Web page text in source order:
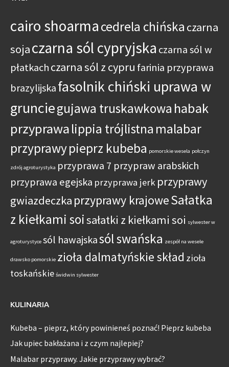
cairo shoarmacedrela chińska czarna
sojaczarna sól cypryjska czarna sól w
płatkachczarna sól z cypru farinia przyprawa
brazylijskafasolnik chiński uprawa w
grunciegujawa truskawkowa habak
przyprawalippia trójlistna malabar
przyprawypieprz kubeba pomorskie wesela połczyn
zdrój agroturystyka przyprawa 7 przypraw arabskich
przyprawa egejska przyprawa jerk przyprawy
gwiazdeczka przyprawy krajoweSałatka
z kiełkami soisałatki z kiełkami soi sylwester w
agroturystyce sól hawajskasól swańska zespół na wesele
drawsko pomorskie zioła dalmatyńskie skład zioła
toskańskie świdwin sylwester
KULINARIA
Kubeba – pieprz, który powinieneś poznać! Pieprz kubeba
Jak upiec bakłażana i z czym najlepiej?
Malabar przyprawy. Jakie przyprawy wybrać?